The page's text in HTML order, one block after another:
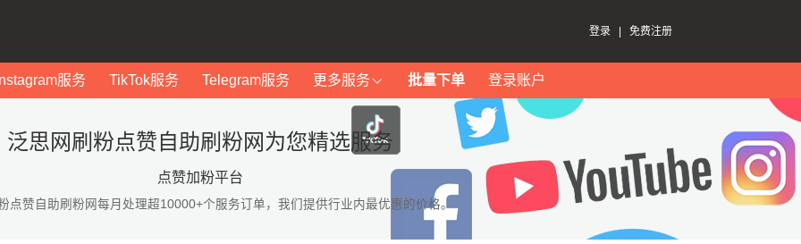
登录 免费注册
服务 TikTok服务 Telegram服务 更多服务 批量下单 登录账户
泛思网刷粉点赞自助刷粉网为您精选服务
点赞加粉平台
点赞自助刷粉网每月处理超10000+个服务订单，我们提供行业内最优惠的价格。